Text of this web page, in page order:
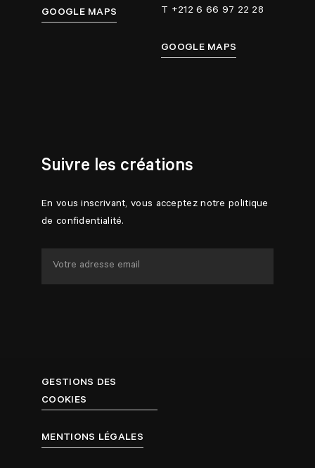
GOOGLE MAPS
T +212 6 66 97 22 28
GOOGLE MAPS
Suivre les créations
En vous inscrivant, vous acceptez notre politique
de confidentialité.
GESTIONS DES
COOKIES
MENTIONS LÉGALES